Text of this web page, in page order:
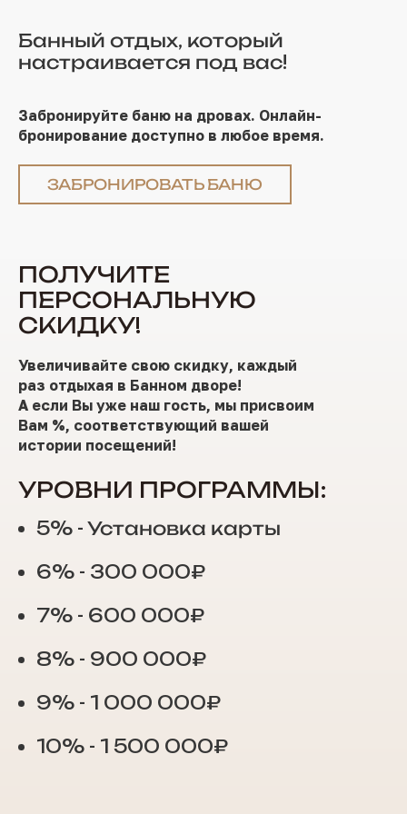
Банный отдых, который
настраивается под вас!
Забронируйте баню на дровах. Онлайн-
бронирование доступно в любое время.
ЗАБРОНИРОВАТЬ БАНЮ
ПОЛУЧИТЕ
ПЕРСОНАЛЬНУЮ
СКИДКУ!
УРОВНИ ПРОГРАММЫ:
Увеличивайте свою скидку, каждый
раз отдыхая в Банном дворе!
А если Вы уже наш гость, мы присвоим
Вам %, соответствующий вашей
истории посещений!
5% - Установка карты
6% - 300 000₽
7% - 600 000₽
8% - 900 000₽
9% - 1 000 000₽
10% - 1 500 000₽